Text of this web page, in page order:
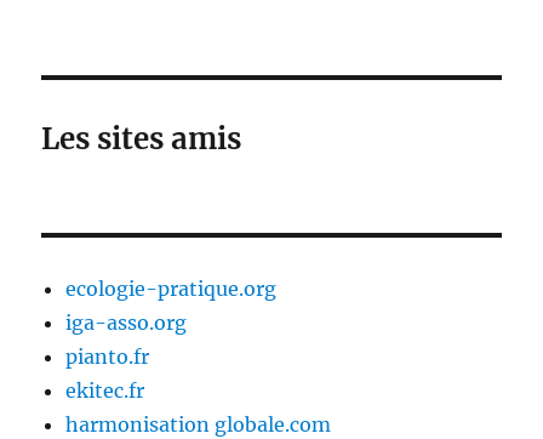
Les sites amis
ecologie-pratique.org
iga-asso.org
pianto.fr
ekitec.fr
harmonisation globale.com